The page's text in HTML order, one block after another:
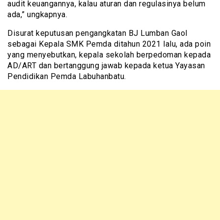
audit keuangannya, kalau aturan dan regulasinya belum
ada,” ungkapnya.
Disurat keputusan pengangkatan BJ Lumban Gaol
sebagai Kepala SMK Pemda ditahun 2021 lalu, ada poin
yang menyebutkan, kepala sekolah berpedoman kepada
AD/ART dan bertanggung jawab kepada ketua Yayasan
Pendidikan Pemda Labuhanbatu.